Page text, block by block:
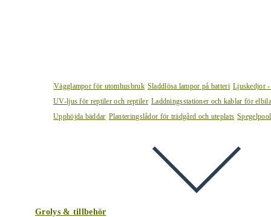
Vägglampor för utomhusbruk Sladdlösa lampor på batteri Ljuskedjor
UV-ljus för reptiler och reptiler Laddningsstationer och kablar för
Upphöjda bäddar Planteringslådor för trädgård och uteplats Spegelpool
Grolys & tillbehör